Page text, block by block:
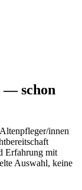
— schon
innen
Erfahrung mit
Auswahl, keine